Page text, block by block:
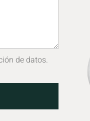
de datos.